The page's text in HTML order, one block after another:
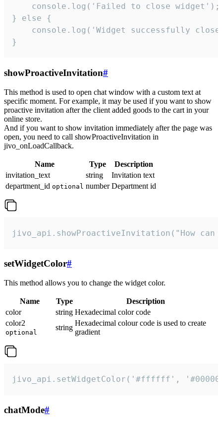
    console.log('Failed to close widget');
} else {
console.log('Widget successfully
}
showProactiveInvitation#
This method is used to open chat window with a custom text at
specific moment. For example, it may be used if you want to show
proactive invitation after the client added goods to the cart in your
online store.
And if you want to show invitation immediately after the page was
open, you need to call showProactiveInvitation in
jivo_onLoadCallback.
Name Type
Description
invitation_text
string
Invitation text
department_id optional number Department id
jivo_api.showProactiveInvitation("How
setWidgetColor#
This method allows you to change the widget color.
Name Type
Description
color
string Hexadecimal color code
color2
optional
string
Hexadecimal colour code is used to create
gradient
jivo_api.setWidgetColor('#ffffff',
chatMode#